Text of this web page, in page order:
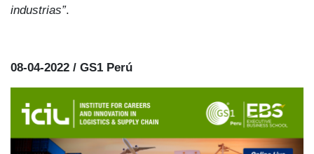
industrias”.
08-04-2022 / GS1 Perú